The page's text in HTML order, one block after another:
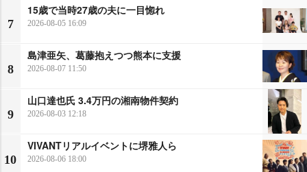
7
15歳で当時27歳の夫に一目惚れ
2026-08-05 16:09
8
島津亜矢、葛藤抱えつつ熊本に支援
2026-08-07 11:50
9
山口達也氏 3.4万円の湘南物件契約
2026-08-03 12:18
10
VIVANTリアルイベントに堺雅人ら
2026-08-06 18:00